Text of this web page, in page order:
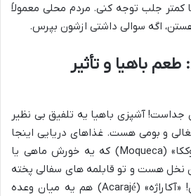
کمتر جلب توجه کنی. مردم محلی معمولاً
اگه سوالی داشتی ازشون بپرس.
باهیا و تأثیر
جداست! آشپزی باهیا یه تلفیق بی نظیر
و بومی هست. غذاهای دریایی اینجا
حرف ندارن، مخصوصاً «موککا» (Moqueca) که یه خورش ماهی یا
نخل هست و تو قابلمه های سفالی پخته
میشه. حتماً امتحانش کن! «آکاراژه» (Acarajé) هم یه میان وعده